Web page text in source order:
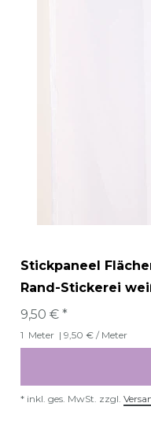
Stickpaneel
Rand-Stickerei
9,50 € *
1 Meter | 9,50 € / Meter
* inkl. ges. MwSt. zzgl.